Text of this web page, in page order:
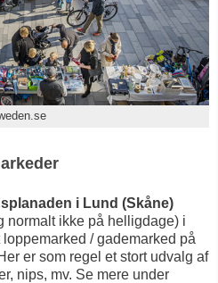
i Lund (Skåne)
normalt ikke på helligdage) i
/ gademarked på
er som regel et stort udvalg af
nips, mv. Se mere under